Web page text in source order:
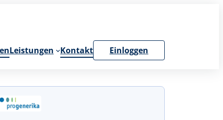
Leistungen Kontakt Einloggen